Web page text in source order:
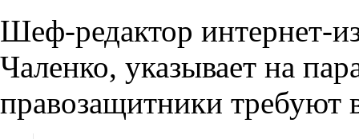
Шеф-редактор интернет-
Чаленко, указывает на
правозащитники требуют